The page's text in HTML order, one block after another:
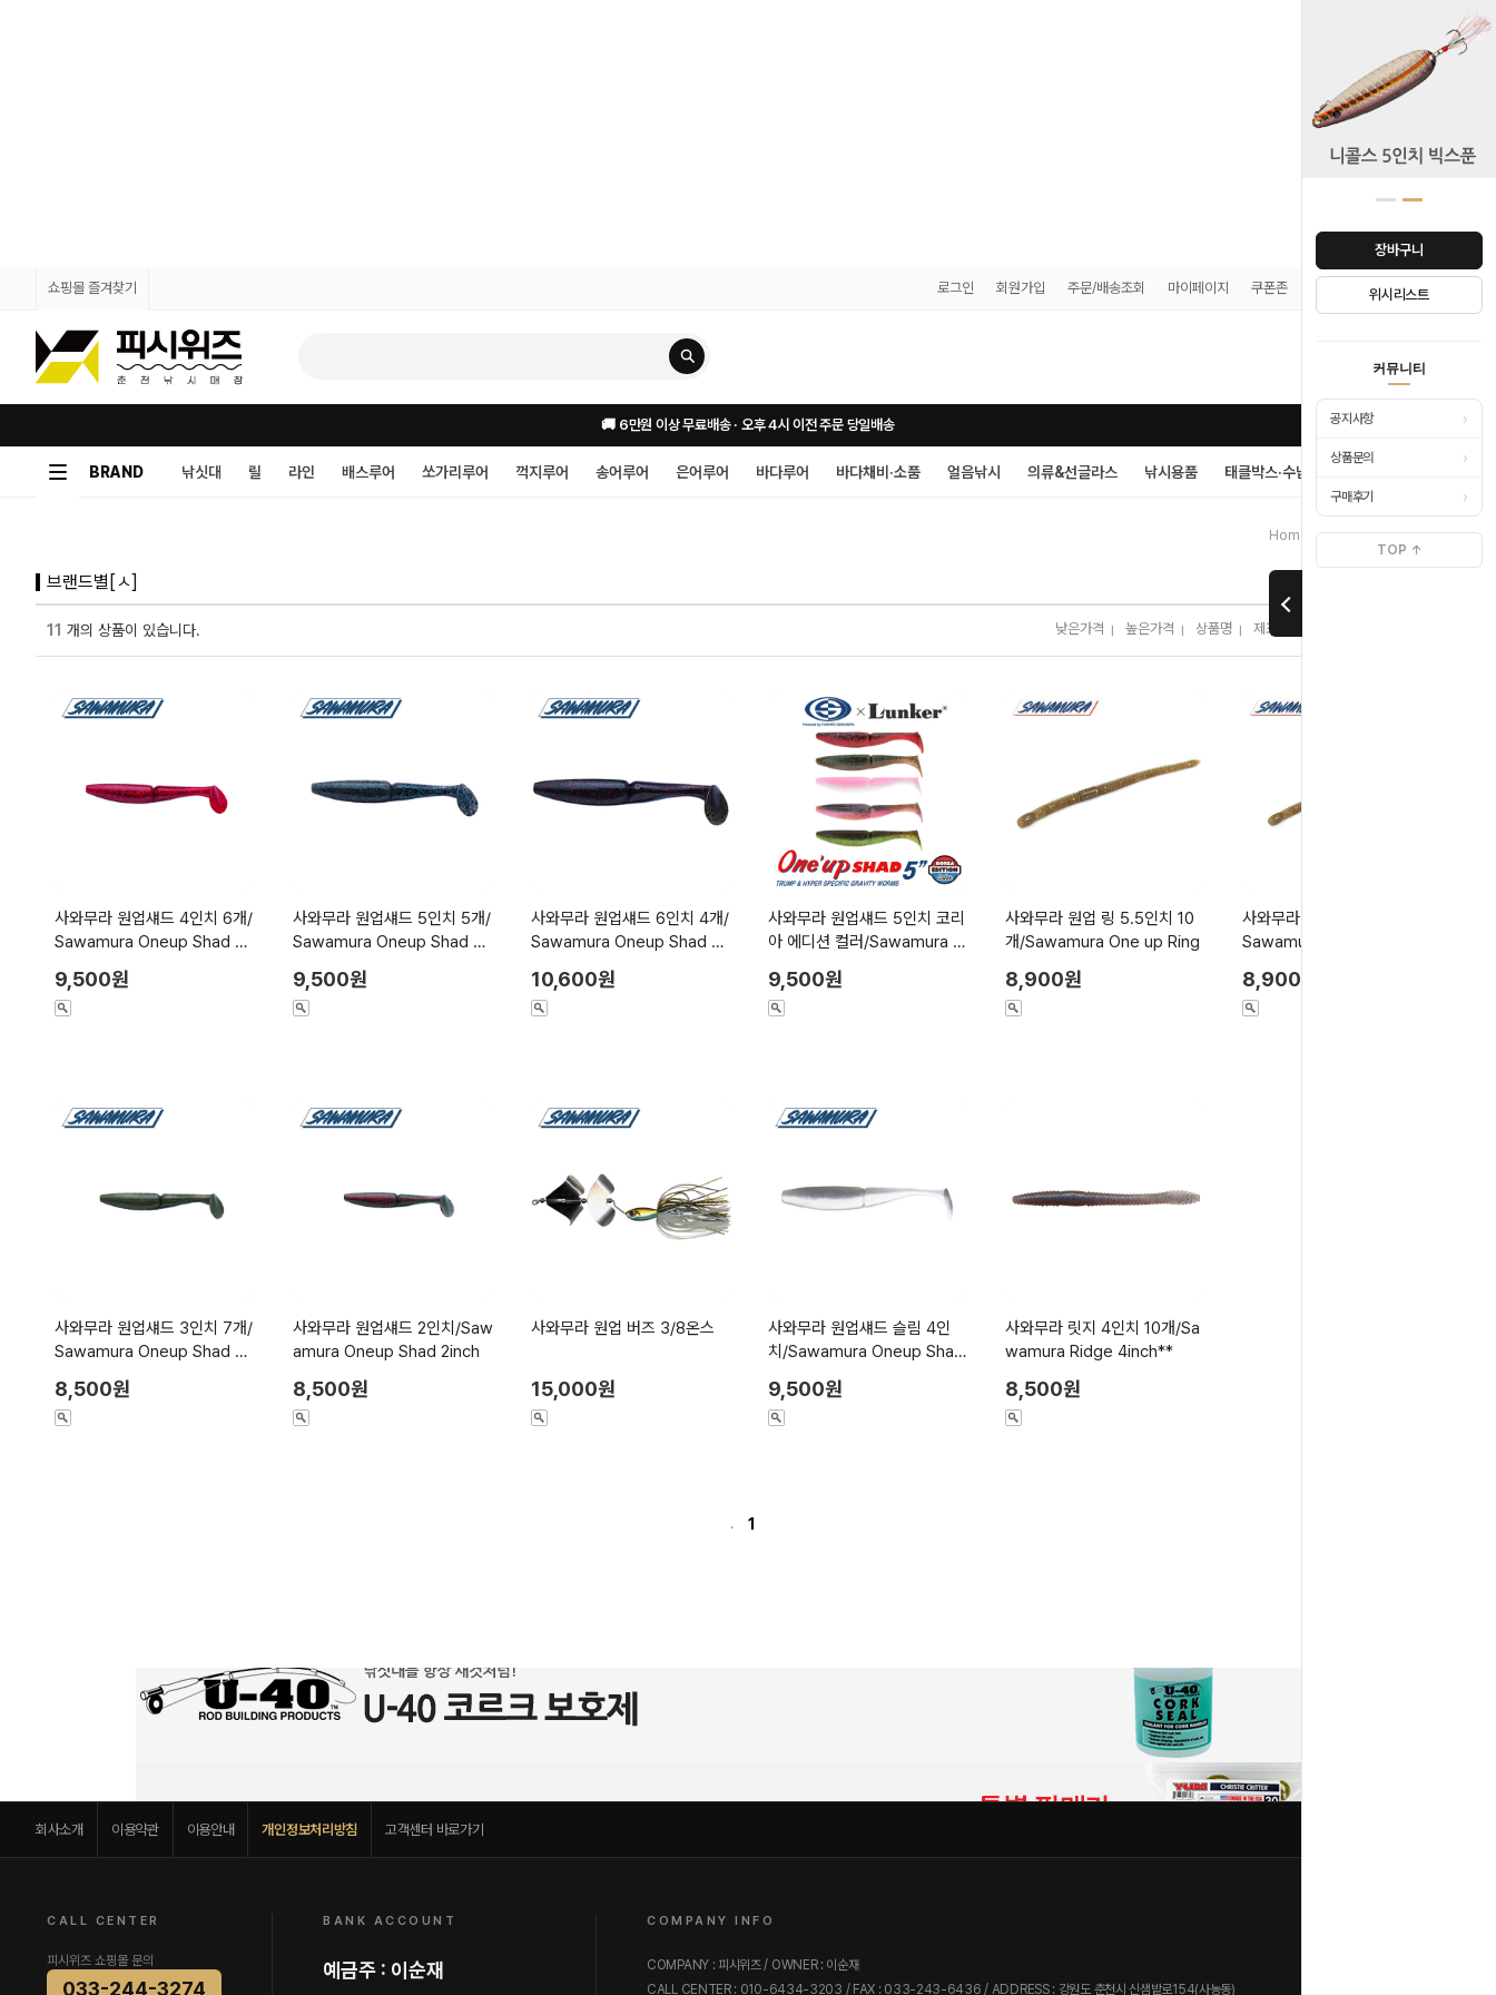
장바구니
위시리스트
커뮤니티
공지사항 ›
상품문의 ›
구매후기 ›
TOP ↑
쇼핑몰 즐겨찾기 로그인 회원가입 주문/배송조회 마이페이지 쿠폰존
🚚 6만원 이상 무료배송 · 오후 4시 이전 주문 당일배송
BRAND 낚싯대 릴 라인 배스루어 쏘가리루어 꺽지루어 송어루어 은어루어 바다루어 바다채비·소품 얼음낚시 의류&선글라스 낚시용품 태클박스·수납
Home >브랜드별[ㅅ]>사와무라
브랜드별[ㅅ]
11 개의 상품이 있습니다. 낮은가격 I 높은가격 I 상품명 I 제조사
사와무라 원업섀드 4인치 6개/
Sawamura Oneup Shad 4i
9,500원
사와무라 원업섀드 5인치 5개/
Sawamura Oneup Shad 5i
9,500원
사와무라 원업섀드 6인치 4개/
Sawamura Oneup Shad 6i
10,600원
사와무라 원업섀드 5인치 코리
아 에디션 컬러/Sawamura O
9,500원
사와무라 원업 링 5.5인치 10
개/Sawamura One up Ring
8,900원
사와무라 원업 링 4인치 10개/
Sawamura One up Ring
8,900원
사와무라 원업섀드 3인치 7개/
Sawamura Oneup Shad 3i
8,500원
사와무라 원업섀드 2인치/Saw
amura Oneup Shad 2inch
8,500원
사와무라 원업 버즈 3/8온스
15,000원
사와무라 원업섀드 슬림 4인
치/Sawamura Oneup Shad
9,500원
사와무라 릿지 4인치 10개/Sa
wamura Ridge 4inch**
8,500원
. 1
회사소개 이용약관 이용안내 개인정보처리방침 고객센터 바로가기
CALL CENTER
피시위즈 쇼핑몰 문의
033-244-3274
BANK ACCOUNT
예금주 : 이순재
COMPANY INFO
COMPANY : 피시위즈 / OWNER : 이순재
CALL CENTER : 010-6434-3203 / FAX : 033-243-6436 / ADDRESS : 강원도 춘천시 신샘밭로154(사농동)